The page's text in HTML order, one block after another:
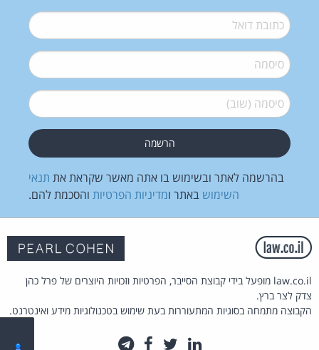
דואל*
סיסמה*
סיסמה (שוב)*
בהרשמה לאתר ובשימוש בו אתה מאשר שקראת את תנאי
השימוש באתר ומדיניות הפרטיות והסכמת להם.
law.co.il מופעל בידי קבוצת הסייבר, הפרטיות וזכויות היוצרים של פרל כהן
צדק לצר ברץ.
הקבוצה מתמחה בסוגיות המתעוררות בעת שימוש בטכנולוגיות מידע ואינטרנט.
לינקדאין
טוויטרפייסבוק